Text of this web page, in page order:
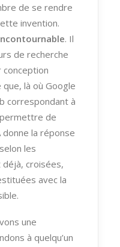
de se rendre
invention.
. Il
de recherche
conception
que, là où Google
correspondant à
de
donne la réponse
les
déjà, croisées,
avec la
une
à quelqu’un